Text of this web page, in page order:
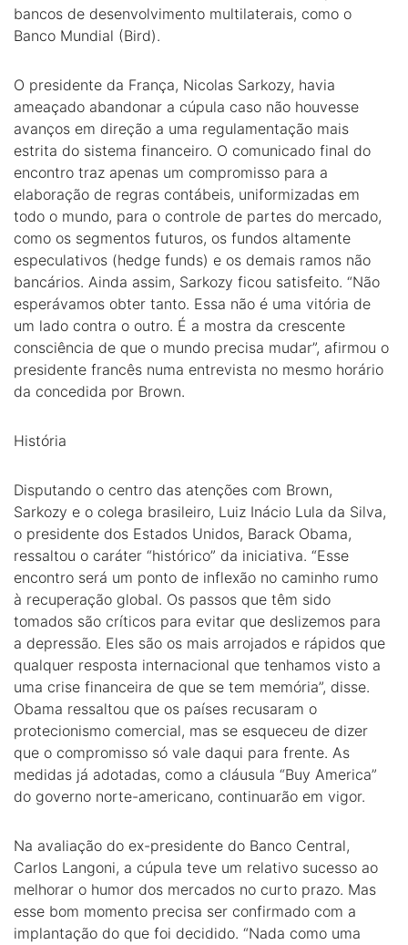
bancos de desenvolvimento multilaterais, como o
Banco Mundial (Bird).
O presidente da França, Nicolas Sarkozy, havia
ameaçado abandonar a cúpula caso não houvesse
avanços em direção a uma regulamentação mais
estrita do sistema financeiro. O comunicado final do
encontro traz apenas um compromisso para a
elaboração de regras contábeis, uniformizadas em
todo o mundo, para o controle de partes do mercado,
como os segmentos futuros, os fundos altamente
especulativos (hedge funds) e os demais ramos não
bancários. Ainda assim, Sarkozy ficou satisfeito. “Não
esperávamos obter tanto. Essa não é uma vitória de
um lado contra o outro. É a mostra da crescente
consciência de que o mundo precisa mudar”, afirmou o
presidente francês numa entrevista no mesmo horário
da concedida por Brown.
História
Disputando o centro das atenções com Brown,
Sarkozy e o colega brasileiro, Luiz Inácio Lula da Silva,
o presidente dos Estados Unidos, Barack Obama,
ressaltou o caráter “histórico” da iniciativa. “Esse
encontro será um ponto de inflexão no caminho rumo
à recuperação global. Os passos que têm sido
tomados são críticos para evitar que deslizemos para
a depressão. Eles são os mais arrojados e rápidos que
qualquer resposta internacional que tenhamos visto a
uma crise financeira de que se tem memória”, disse.
Obama ressaltou que os países recusaram o
protecionismo comercial, mas se esqueceu de dizer
que o compromisso só vale daqui para frente. As
medidas já adotadas, como a cláusula “Buy America”
do governo norte-americano, continuarão em vigor.
Na avaliação do ex-presidente do Banco Central,
Carlos Langoni, a cúpula teve um relativo sucesso ao
melhorar o humor dos mercados no curto prazo. Mas
esse bom momento precisa ser confirmado com a
implantação do que foi decidido. “Nada como uma